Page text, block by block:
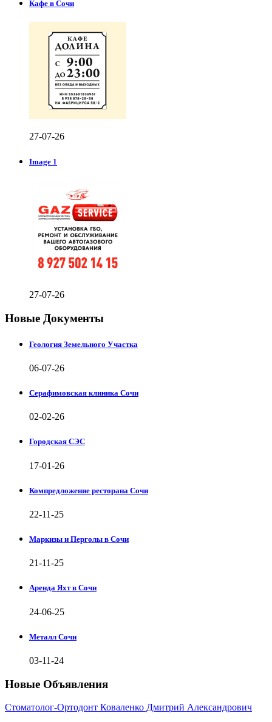
Кафе в Сочи
27-07-26
Image 1
27-07-26
Новые Документы
Геология Земельного Участка
06-07-26
Серафимовская клиника Сочи
02-02-26
Городская СЭС
17-01-26
Компредложение ресторана Сочи
22-11-25
Маркизы и Перголы в Сочи
21-11-25
Аренда Яхт в Сочи
24-06-25
Металл Сочи
03-11-24
Новые Объявления
Стоматолог-Ортодонт Коваленко Дмитрий Александрович